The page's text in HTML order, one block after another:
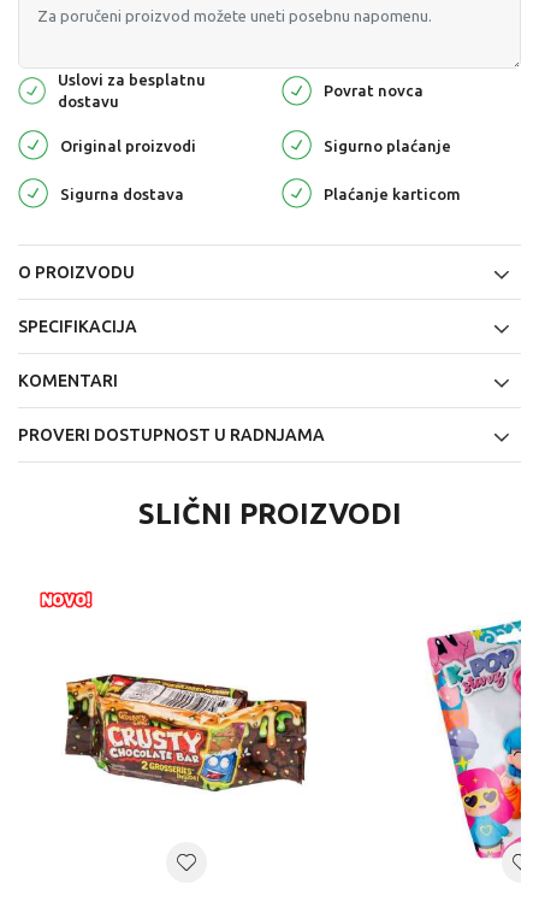
Uslovi za besplatnu
dostavu
Povrat novca
Original proizvodi Sigurno plaćanje
Sigurna dostava Plaćanje karticom
O PROIZVODU
SPECIFIKACIJA
KOMENTARI
PROVERI DOSTUPNOST U RADNJAMA
SLIČNI PROIZVODI